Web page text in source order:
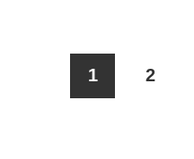
1 2